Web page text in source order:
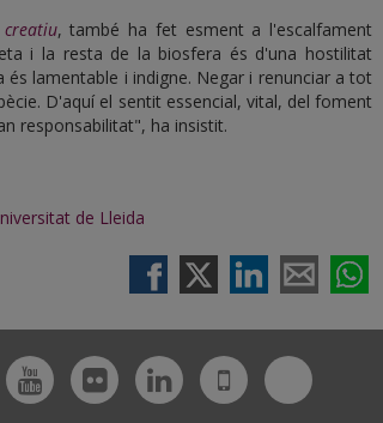
, també ha fet esment a l'escalfament
i la resta de la biosfera és d'una hostilitat
lamentable i indigne. Negar i renunciar a tot
D'aquí el sentit essencial, vital, del foment
responsabilitat", ha insistit.
de Lleida
YoutubeFlickrLinkedin
UdL
App
Bluesky